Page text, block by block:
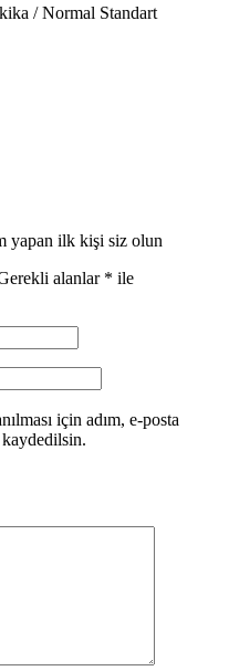
/ Normal Standart
yapan ilk kişi siz olun
alanlar * ile
için adım, e-posta
kaydedilsin.